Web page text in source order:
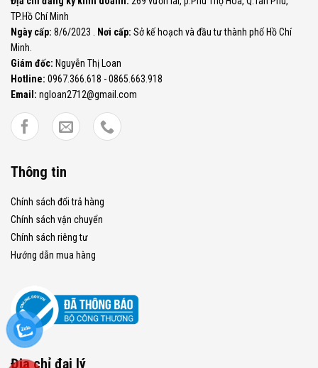
TP.Hồ Chí Minh
Ngày cấp: 8/6/2023 . Nơi cấp: Sở kế hoạch và đầu tư thành phố Hồ Chí
Minh.
Giám đốc: Nguyễn Thị Loan
Hotline: 0967.366.618 - 0865.663.918
Email: ngloan2712@gmail.com
Thông tin
Chính sách đổi trả hàng
Chính sách vận chuyển
Chính sách riêng tư
Hướng dẫn mua hàng
Địa chỉ đại lý